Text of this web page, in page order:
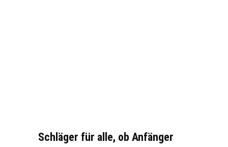
Schläger für alle, ob Anfänger